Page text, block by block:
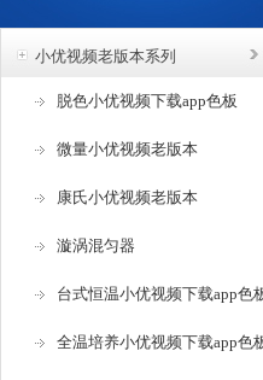
小优视频老版本系列
脱色小优视频下载app色板
微量小优视频老版本
康氏小优视频老版本
漩涡混匀器
台式恒温小优视频下载app色
全温培养小优视频下载app色